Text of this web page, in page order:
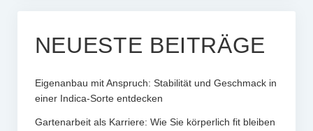
NEUESTE BEITRÄGE
Eigenanbau mit Anspruch: Stabilität und Geschmack in
einer Indica-Sorte entdecken
Gartenarbeit als Karriere: Wie Sie körperlich fit bleiben